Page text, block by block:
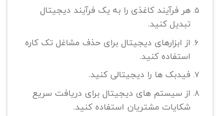
هر فرآیند کاغذی را به یک فرآیند دیجیتال
تبدیل کنید.
از ابزارهای دیجیتال برای حذف مشاغل تک کاره
استفاده کنید.
فیدبک ها را دیجیتالی کنید.
از سیستم های دیجیتال برای دریافت سریع
شکایات مشتریان استفاده کنید.